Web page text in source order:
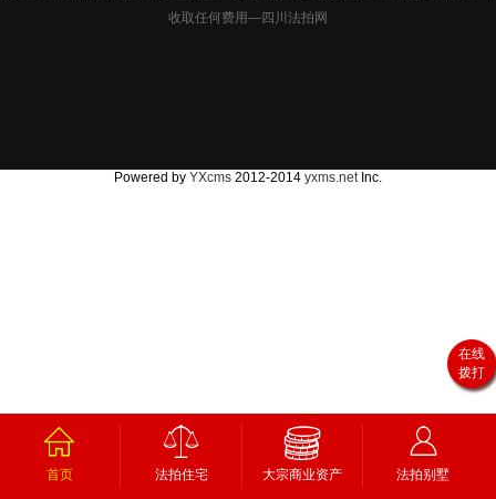
收取任何费用—四川法拍网
首页 法拍住宅 大宗商业资产 法拍别墅
在线
拨打
Powered by YXcms 2012-2014 yxms.netInc.